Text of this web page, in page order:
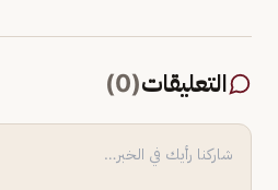
التعليقات(
0
)